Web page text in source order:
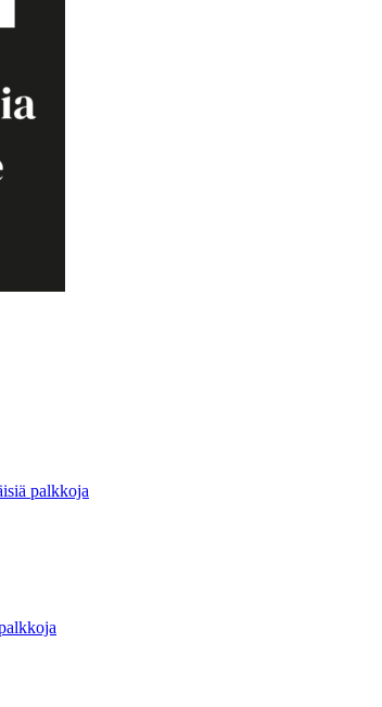
palkkoja